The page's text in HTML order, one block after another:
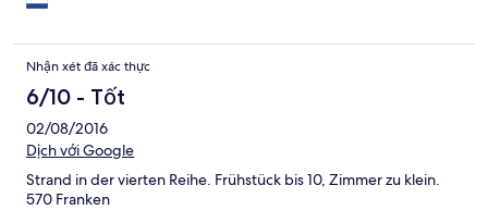
Nhận xét đã xác thực
6/10 - Tốt
02/08/2016
Dịch với Google
Strand in der vierten Reihe. Frühstück bis 10, Zimmer zu klein.
570 Franken